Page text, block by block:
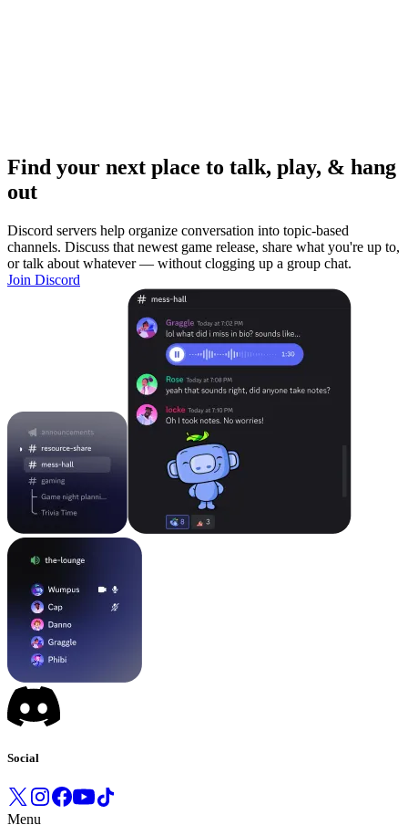
Find your next place to talk, play, & hang
out
Discord servers help organize conversation into topic-based
channels. Discuss that newest game release, share what you're up to,
or talk about whatever — without clogging up a group chat.
Join Discord
Social
Menu